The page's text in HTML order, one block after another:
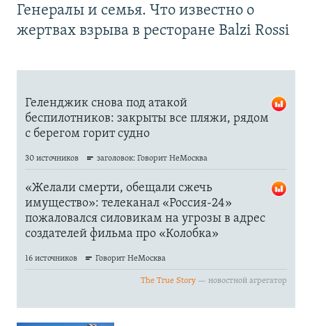
Генералы и семья. Что известно о
жертвах взрыва в ресторане Balzi Rossi